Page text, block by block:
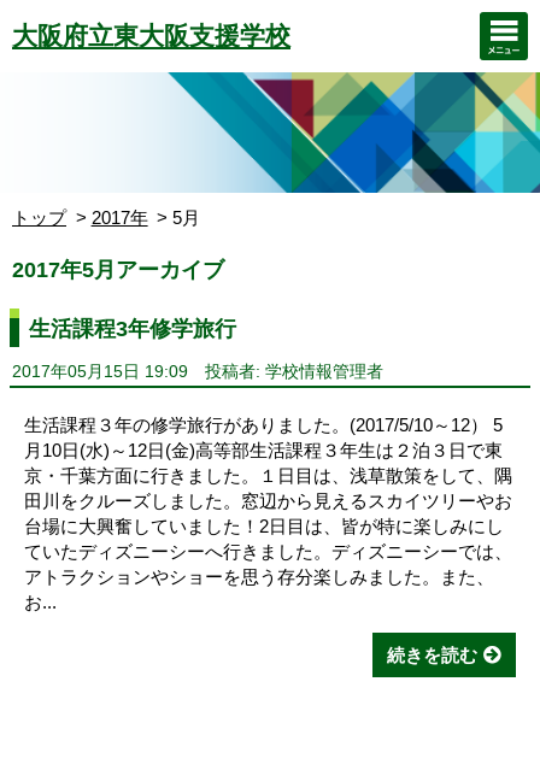
大阪府立東大阪支援学校
トップ 2017年 5月
2017年5月アーカイブ
生活課程3年修学旅行
2017年05月15日 19:09 投稿者: 学校情報管理者
生活課程３年の修学旅行がありました。(2017/5/10～12） 5
月10日(水)～12日(金)高等部生活課程３年生は２泊３日で東
京・千葉方面に行きました。１日目は、浅草散策をして、隅
田川をクルーズしました。窓辺から見えるスカイツリーやお
台場に大興奮していました！2日目は、皆が特に楽しみにし
ていたディズニーシーへ行きました。ディズニーシーでは、
アトラクションやショーを思う存分楽しみました。また、
お...
続きを読む